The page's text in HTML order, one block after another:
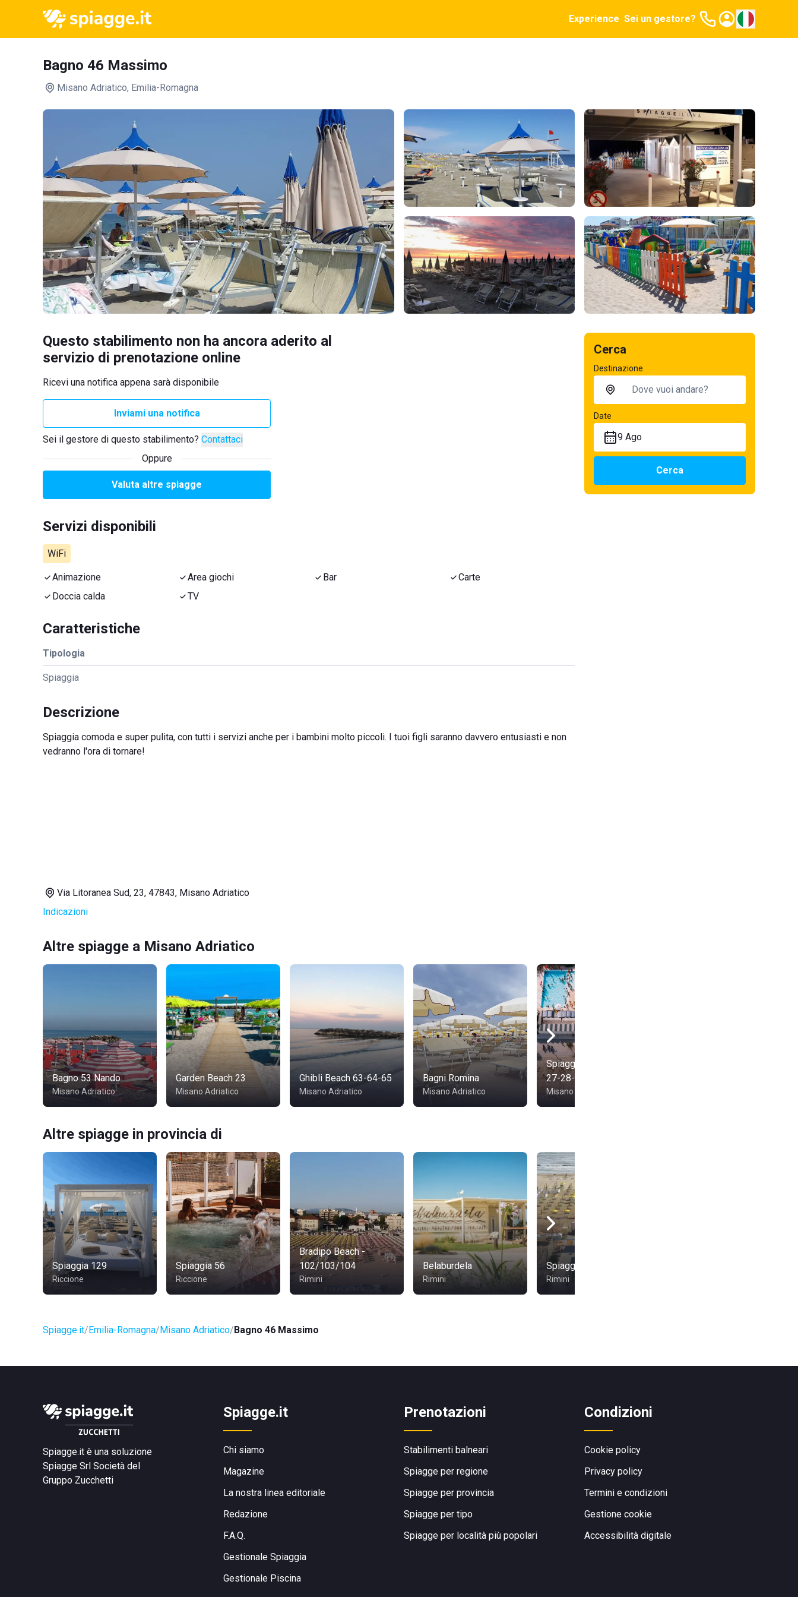
Experience Sei un gestore?
Bagno 46 Massimo
Misano Adriatico, Emilia-Romagna
Questo stabilimento non ha ancora aderito al
servizio di prenotazione online
Ricevi una notifica appena sarà disponibile
Inviami una notifica
Sei il gestore di questo stabilimento? Contattaci
Oppure
Valuta altre spiagge
Servizi disponibili
WiFi
Animazione Area giochi Bar
Carte
Doccia calda
TV
Caratteristiche
Tipologia
Spiaggia
Descrizione
Spiaggia comoda e super pulita, con tutti i servizi anche per i bambini molto piccoli. I tuoi figli saranno davvero entusiasti e non
vedranno l'ora di tornare!
Via Litoranea Sud, 23, 47843, Misano Adriatico
Indicazioni
Altre spiagge a Misano Adriatico
Bagno 53 Nando
Misano Adriatico
Garden Beach 23
Misano Adriatico
Ghibli Beach 63-64-65
Misano Adriatico
Bagni Romina
Misano Adriatico
Spiagge Della Luna
27-28-29
Misano Adriatico
Altre spiagge in provincia di
Spiaggia 129
Riccione
Spiaggia 56
Riccione
Bradipo Beach -
102/103/104
Rimini
Belaburdela
Rimini
Spiaggia 80
Rimini
Spiagge.it Emilia-Romagna Misano Adriatico Bagno 46 Massimo
Cerca
Destinazione
Date
9 Ago
Cerca
Spiagge.it è una soluzione
Spiagge Srl Società del
Gruppo Zucchetti
Spiagge.it
Chi siamo
Magazine
La nostra linea editoriale
Redazione
F.A.Q.
Gestionale Spiaggia
Gestionale Piscina
Prenotazioni
Stabilimenti balneari
Spiagge per regione
Spiagge per provincia
Spiagge per tipo
Spiagge per località più popolari
Condizioni
Cookie policy
Privacy policy
Termini e condizioni
Gestione cookie
Accessibilità digitale